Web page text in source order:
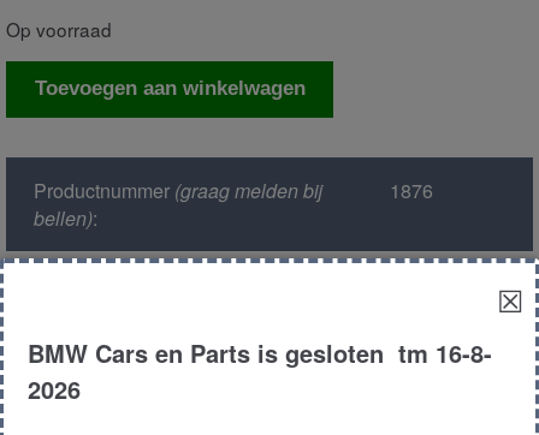
Op voorraad
VideoToevoegen aan winkelwagen
Productnummer(graag melden bij
bellen):
1876
Kleur :
317 orient
☒
BMW Cars en Parts is gesloten tm 16-8-
2026